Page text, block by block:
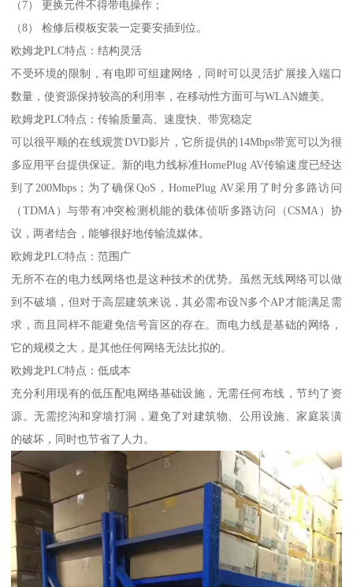
（7） 更换元件不得带电操作；
（8） 检修后模板安装一定要安插到位。
欧姆龙PLC特点：结构灵活
不受环境的限制，有电即可组建网络，同时可以灵活扩展接入端口
数量，使资源保持较高的利用率，在移动性方面可与WLAN媲美。
欧姆龙PLC特点：传输质量高、速度快、带宽稳定
可以很平顺的在线观赏DVD影片，它所提供的14Mbps带宽可以为很
多应用平台提供保证。新的电力线标准HomePlug AV传输速度已经达
到了200Mbps；为了确保QoS，HomePlug AV采用了时分多路访问
（TDMA）与带有冲突检测机能的载体侦听多路访问（CSMA）协
议，两者结合，能够很好地传输流媒体。
欧姆龙PLC特点：范围广
无所不在的电力线网络也是这种技术的优势。虽然无线网络可以做
到不破墙，但对于高层建筑来说，其必需布设N多个AP才能满足需
求，而且同样不能避免信号盲区的存在。而电力线是基础的网络，
它的规模之大，是其他任何网络无法比拟的。
欧姆龙PLC特点：低成本
充分利用现有的低压配电网络基础设施，无需任何布线，节约了资
源。无需挖沟和穿墙打洞，避免了对建筑物、公用设施、家庭装潢
的破坏，同时也节省了人力。